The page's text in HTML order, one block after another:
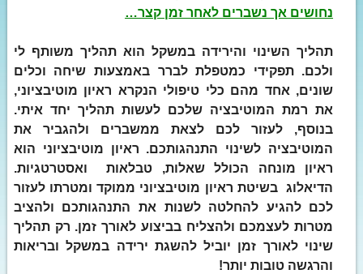
נחושים אך נשברים לאחר זמן קצר…
תהליך השינוי והירידה במשקל הוא תהליך משותף לי
ולכם. תפקידי כמטפלת לברר באמצעות שיחה וכלים
שונים, אחד מהם כלי טיפולי הנקרא ראיון מוטיבציוני,
את רמת המוטיבציה שלכם לעשות תהליך יחד איתי.
בנוסף, לעזור לכם לצאת ממשברים ולהגביר את
המוטיבציה לשינוי התנהגותכם. ראיון מוטיבציוני הוא
ראיון מונחה הכולל שאלות, טבלאות ואסטרטגיות.
הדיאלוג בשיטת ראיון מוטיבציוני ממוקד ומטרתו לעזור
לכם להגיע להחלטה לשנות את התנהגותכם ולהציב
מטרות לעצמכם ולהצליח בביצוע לאורך זמן. רק תהליך
שינוי לאורך זמן יוביל להשגת ירידה במשקל ובריאות
והרגשה טובות יותר!